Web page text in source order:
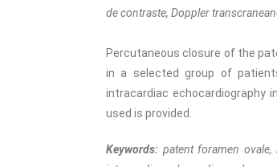
de contraste, Doppler
Percutaneous closure of the
in a selected group of
intracardiac echocardiography
used is provided.
Keywords: patent foramen ovale,